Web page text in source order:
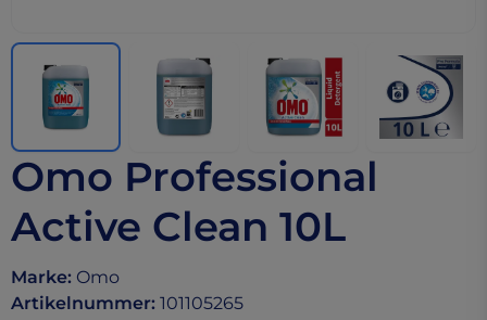
Omo Professional
Active Clean 10L
Marke: Omo
Artikelnummer: 101105265